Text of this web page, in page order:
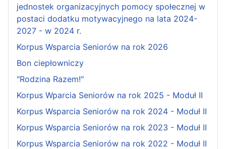
jednostek organizacyjnych pomocy społecznej w
postaci dodatku motywacyjnego na lata 2024-
2027 - w 2024 r.
Korpus Wsparcia Seniorów na rok 2026
Bon ciepłowniczy
"Rodzina Razem!"
Korpus Wparcia Seniorów na rok 2025 - Moduł II
Korpus Wsparcia Seniorów na rok 2024 - Moduł II
Korpus Wsparcia Seniorów na rok 2023 - Moduł II
Korpus Wsparcia Seniorów na rok 2022 - Moduł II